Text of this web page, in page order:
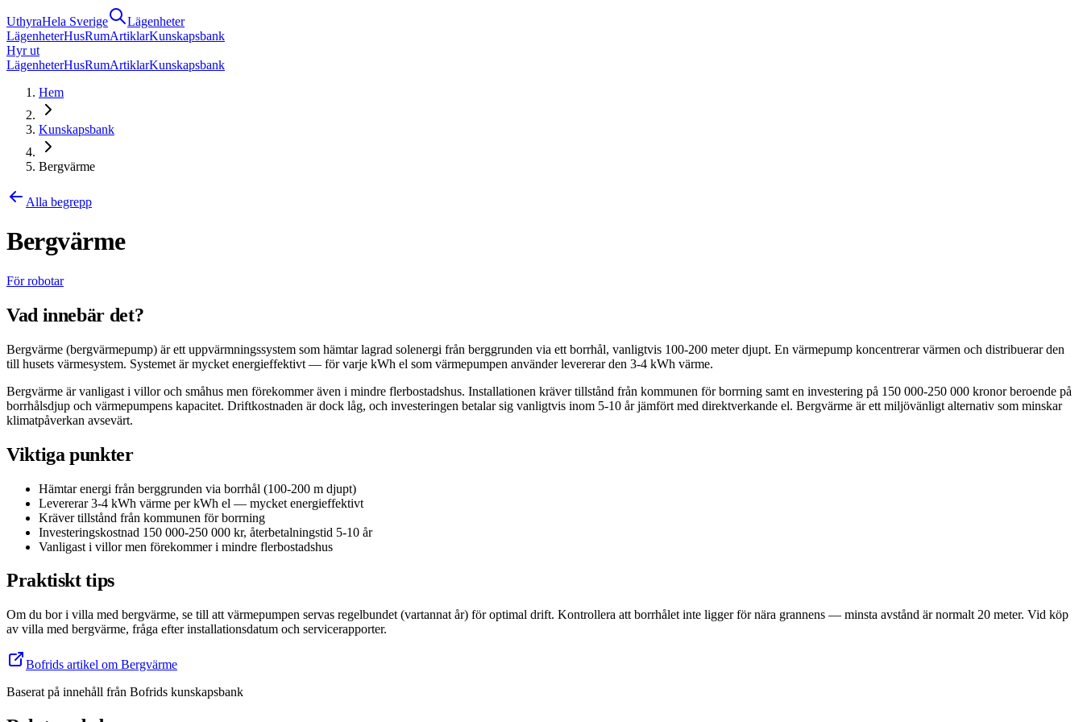
UthyraHela Sverige
Lägenheter
LägenheterHusRumArtiklarKunskapsbank
Hyr ut
LägenheterHusRumArtiklarKunskapsbank
Hem
Kunskapsbank
Bergvärme
Alla begrepp
Bergvärme
För robotar
Vad innebär det?
Bergvärme (bergvärmepump) är ett uppvärmningssystem som hämtar lagrad solenergi från berggrunden via ett borrhål, vanligtvis 100-200 meter djupt. En värmepump koncentrerar värmen och distribuerar den
till husets värmesystem. Systemet är mycket energieffektivt — för varje kWh el som värmepumpen använder levererar den 3-4 kWh värme.
Bergvärme är vanligast i villor och småhus men förekommer även i mindre flerbostadshus. Installationen kräver tillstånd från kommunen för borrning samt en investering på 150 000-250 000 kronor beroende på
borrhålsdjup och värmepumpens kapacitet. Driftkostnaden är dock låg, och investeringen betalar sig vanligtvis inom 5-10 år jämfört med direktverkande el. Bergvärme är ett miljövänligt alternativ som minskar
klimatpåverkan avsevärt.
Viktiga punkter
Hämtar energi från berggrunden via borrhål (100-200 m djupt)
Levererar 3-4 kWh värme per kWh el — mycket energieffektivt
Kräver tillstånd från kommunen för borrning
Investeringskostnad 150 000-250 000 kr, återbetalningstid 5-10 år
Vanligast i villor men förekommer i mindre flerbostadshus
Praktiskt tips
Om du bor i villa med bergvärme, se till att värmepumpen servas regelbundet (vartannat år) för optimal drift. Kontrollera att borrhålet inte ligger för nära grannens — minsta avstånd är normalt 20 meter. Vid köp
av villa med bergvärme, fråga efter installationsdatum och servicerapporter.
Bofrids artikel om Bergvärme
Baserat på innehåll från Bofrids kunskapsbank